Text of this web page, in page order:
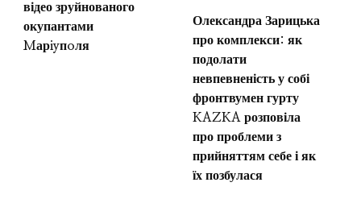
відео зруйнованого
окупантами
Mарiyпoля
Олександра Зарицька
про комплекси: як
подолати
невпевненість у собі
фронтвумен гурту
KAZKA розповіла
про проблеми з
прийняттям себе і як
їх позбулася